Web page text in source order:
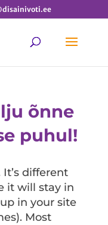
õnne
puhul!
different
it will stay in
in your site
Most